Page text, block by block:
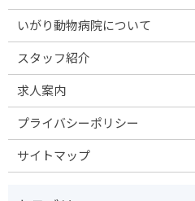
いがり動物病院について
スタッフ紹介
求人案内
プライバシーポリシー
サイトマップ